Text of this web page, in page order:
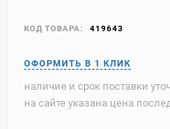
КОД ТОВАРА: 419643
наличие и срок поставки
на сайте указана цена